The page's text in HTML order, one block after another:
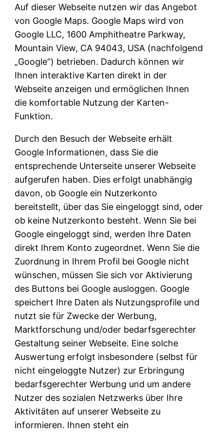
Auf dieser Webseite nutzen wir das Angebot
von Google Maps. Google Maps wird von
Google LLC, 1600 Amphitheatre Parkway,
Mountain View, CA 94043, USA (nachfolgend
„Google“) betrieben. Dadurch können wir
Ihnen interaktive Karten direkt in der
Webseite anzeigen und ermöglichen Ihnen
die komfortable Nutzung der Karten-
Funktion.
Durch den Besuch der Webseite erhält
Google Informationen, dass Sie die
entsprechende Unterseite unserer Webseite
aufgerufen haben. Dies erfolgt unabhängig
davon, ob Google ein Nutzerkonto
bereitstellt, über das Sie eingeloggt sind, oder
ob keine Nutzerkonto besteht. Wenn Sie bei
Google eingeloggt sind, werden Ihre Daten
direkt Ihrem Konto zugeordnet. Wenn Sie die
Zuordnung in Ihrem Profil bei Google nicht
wünschen, müssen Sie sich vor Aktivierung
des Buttons bei Google ausloggen. Google
speichert Ihre Daten als Nutzungsprofile und
nutzt sie für Zwecke der Werbung,
Marktforschung und/oder bedarfsgerechter
Gestaltung seiner Webseite. Eine solche
Auswertung erfolgt insbesondere (selbst für
nicht eingeloggte Nutzer) zur Erbringung
bedarfsgerechter Werbung und um andere
Nutzer des sozialen Netzwerks über Ihre
Aktivitäten auf unserer Webseite zu
informieren. Ihnen steht ein